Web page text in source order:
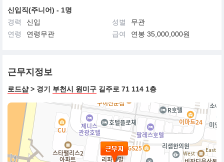
적극적으로 지원하는 제도가 있습니다.
있습니다.
신입직(주니어) - 1명
경력
신입 성별
무관
연령
연령무관 급여 연봉 35,000,000원
근무지정보
로드샵> 경기 부천시 원미구 길주로 71 114 1층